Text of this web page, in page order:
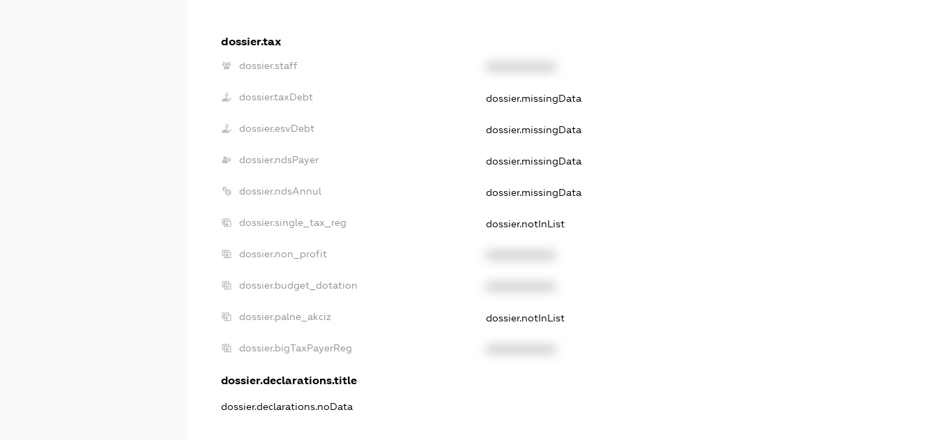
dossier.tax
dossier.staff
dossier.taxDebt dossier.missingData
dossier.esvDebt dossier.missingData
dossier.ndsPayer dossier.missingData
dossier.ndsAnnul dossier.missingData
dossier.single_tax_reg dossier.notInList
dossier.non_profit
dossier.budget_dotation
dossier.palne_akciz dossier.notInList
dossier.bigTaxPayerReg
dossier.declarations.title
dossier.declarations.noData